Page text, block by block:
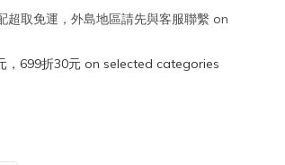
超取免運，外島地區請先與客服聯繫 on
，699折30元 on selected categories